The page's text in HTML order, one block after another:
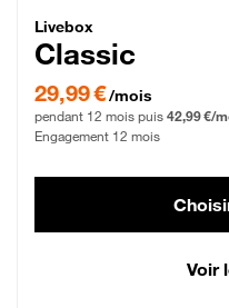
Livebox Classic
Livebox
Classic
29,99 € par mois pendant 12
29,99 €/mois
pendant 12 mois puis 42,99 €/
Engagement 12 mois
Voir